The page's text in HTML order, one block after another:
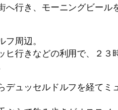
行き、モーニングビール
周辺。
行きなどの利用で、２３
デュッセルドルフを経てミ